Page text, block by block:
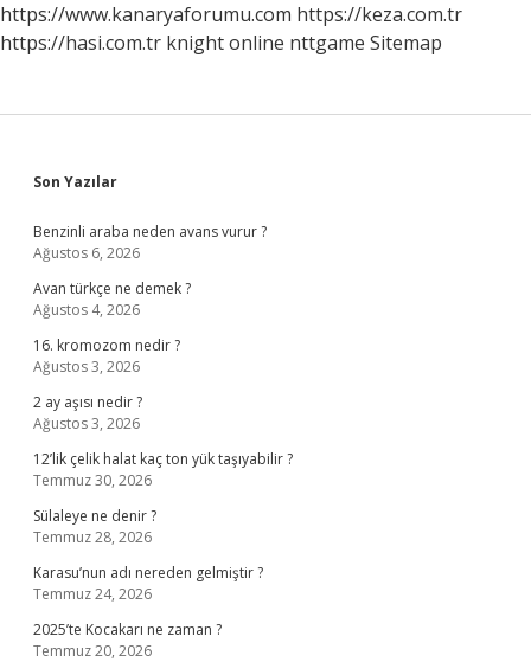
https://www.kanaryaforumu.com https://keza.com.tr
https://hasi.com.tr knight online nttgame Sitemap
Sidebar
Son Yazılar
Benzinli araba neden avans vurur ?
Ağustos 6, 2026
Avan türkçe ne demek ?
Ağustos 4, 2026
16. kromozom nedir ?
Ağustos 3, 2026
2 ay aşısı nedir ?
Ağustos 3, 2026
12’lik çelik halat kaç ton yük taşıyabilir ?
Temmuz 30, 2026
Sülaleye ne denir ?
Temmuz 28, 2026
Karasu’nun adı nereden gelmiştir ?
Temmuz 24, 2026
2025’te Kocakarı ne zaman ?
Temmuz 20, 2026